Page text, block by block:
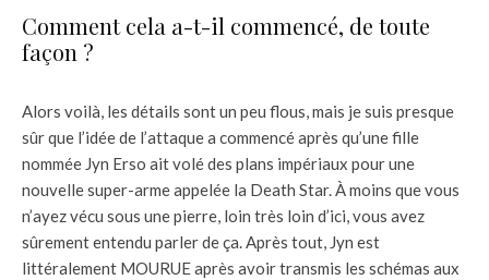
Comment cela a-t-il commencé, de toute
façon ?
Alors voilà, les détails sont un peu flous, mais je suis presque
sûr que l’idée de l’attaque a commencé après qu’une fille
nommée Jyn Erso ait volé des plans impériaux pour une
nouvelle super-arme appelée la Death Star. À moins que vous
n’ayez vécu sous une pierre, loin très loin d’ici, vous avez
sûrement entendu parler de ça. Après tout, Jyn est
littéralement MOURUE après avoir transmis les schémas aux